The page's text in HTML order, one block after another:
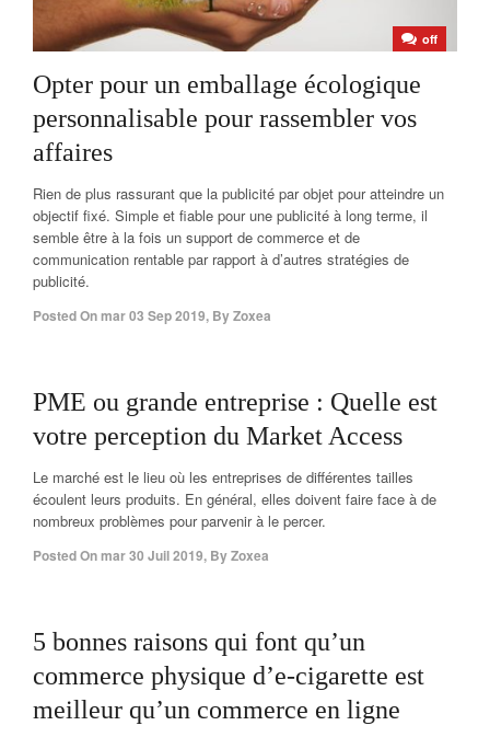
off
Opter pour un emballage écologique
personnalisable pour rassembler vos
affaires
Rien de plus rassurant que la publicité par objet pour atteindre un
objectif fixé. Simple et fiable pour une publicité à long terme, il
semble être à la fois un support de commerce et de
communication rentable par rapport à d’autres stratégies de
publicité.
Posted Onmar 03 Sep 2019, ByZoxea
PME ou grande entreprise : Quelle est
votre perception du Market Access
Le marché est le lieu où les entreprises de différentes tailles
écoulent leurs produits. En général, elles doivent faire face à de
nombreux problèmes pour parvenir à le percer.
Posted Onmar 30 Juil 2019, ByZoxea
5 bonnes raisons qui font qu’un
commerce physique d’e-cigarette est
meilleur qu’un commerce en ligne